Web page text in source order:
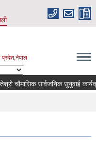
प्रदेश,नेपाल
चौमासिक सार्वजनिक सुनुवाई कार्यक्रम